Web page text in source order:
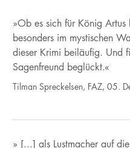
»Ob es sich für König
besonders im mystischen
dieser Krimi beiläufig. Und
Sagenfreund beglückt.«
Tilman Spreckelsen, FAZ, 05.
» [...] als Lustmacher auf